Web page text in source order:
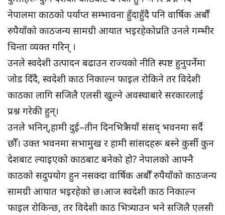
नेपालमा काठको पर्याप्त सम्भावना हुँदाहुँदै पनि वार्षिक अर्बौं
रुपैयाँको काठजन्य सामग्री आयात भइरहेकोप्रति उनले गम्भीर
चिन्ता व्यक्त गरिन् ।
उनले स्वदेशी उत्पादन बढाउन राज्यको नीति स्पष्ट हुनुपर्नेमा
जोड दिँदै, स्वदेशी काठ निकाल्न फाइल रोकिने तर विदेशी
काठका लागि सजिलै एलसी खुल्ने अवस्थाबारे सरकारलाई
प्रश्न गरेकी हुन्।
उनले भनिन्,हामी दुई–तीन दिनभित्रै नयाँ संसद् भवनमा सर्दै
छौँ। उक्त भवनमा सभामुख र हामी सांसदहरू बस्ने कुर्सी कुन
देशबाट ल्याइएको काठबाट बनेको हो? नेपालको आफ्नै
काठको सदुपयोग हुन नसक्दा वार्षिक अर्बौँ रुपैयाँको काठजन्य
सामग्री आयात भइरहेको छ।आज स्वदेशी काठ निकाल्न
फाइल रोकिन्छ, तर विदेशी काठ भित्र्याउन भने सजिलै एलसी